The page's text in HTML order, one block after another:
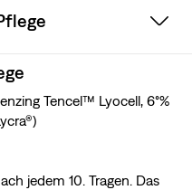
Tencel™ Lyocell, 6°%
jedem 10. Tragen. Das